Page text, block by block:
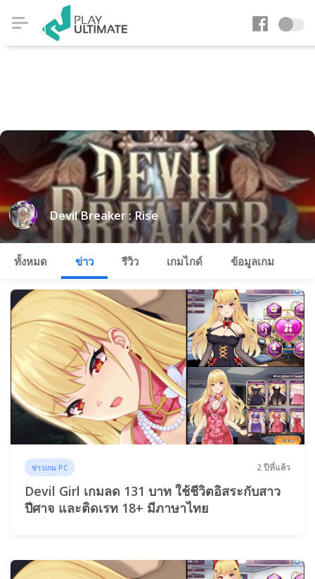
Devil Breaker : Rise
ทั้งหมด ข่าว รีวิว เกมไกด์ ข้อมูลเกม
ข่าวเกม PC 2 ปีที่แล้ว
Devil Girl เกมลด 131 บาท ใช้ชีวิตอิสระกับสาว
ปีศาจ และติดเรท 18+ มีภาษาไทย